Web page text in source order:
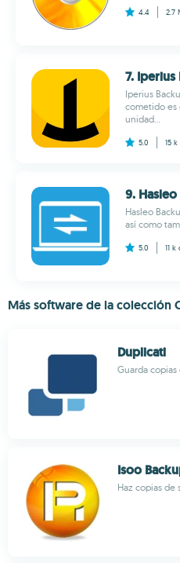
4.4 2.7
7. Iperius
Iperius
cometido es
unidad...
5.0 15 k
9.
Hasleo
así como
5.0 11 k
Más software de la colección
Duplicati
Guarda
Isoo
Haz copias